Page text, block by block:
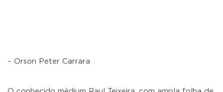
– Orson Peter Carrara